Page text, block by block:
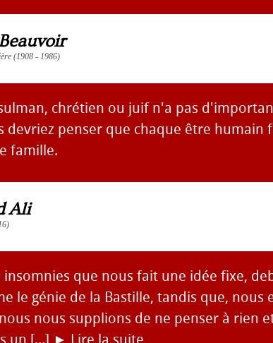
(1908 - 1986)
chrétien ou juif n'a pas
devriez penser que chaque être humain
famille.
Ali
insomnies que nous fait une idée fixe,
le génie de la Bastille, tandis que, nous
nous supplions de ne penser à rien
un [...] ► Lire la suite